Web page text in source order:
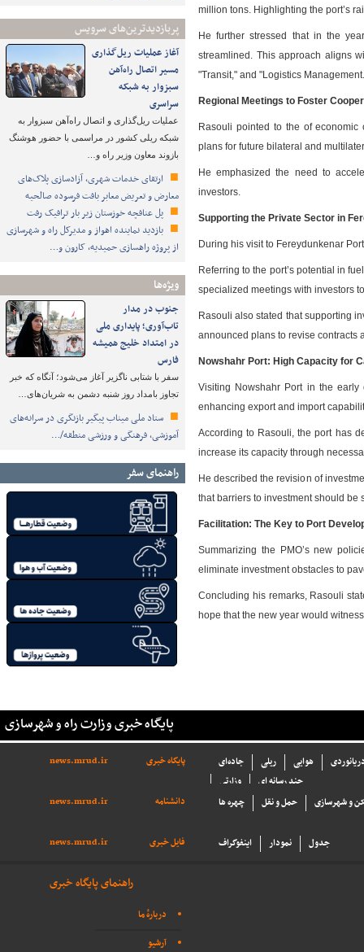
پربازدیدترین‌های سرویس
آغاز عملیات ریل‌گذاری
مسیر اتصال راه‌آهن
سبزوار به شبکه
سراسری
عملیات ریل‌گذاری و اتصال راه‌آهن سبزوار به
شبکه ریلی کشور در مراسمی با حضور هوشنگ
بازوند معاون وزیر راه و…
ارتقای خدمات شهری، آزادسازی پلاک‌های
معارض و تعریض معابر بافت فرسوده صالحیه
پل عنافچه خوزستان زیر بار ترافیک رفت
بازدید نماینده اهواز و مدیرکل راه و شهرسازی
از پروژه راهسازی حمیدیه، کارون و…
ویژه‌ها
جنوب در مدار
تاب‌آوری؛ پایداری ملی
در امتداد خلیج همیشه
فارس
سفر با شتابی ناگزیر آغاز می‌شود؛ آنگاه که خبر
تجاوز بامداد روز شنبه دشمن به شریان‌های…
ستاد ملی میناب پیگیر بازنگری در سرانه‌های
آموزشی، فرهنگی و ورزشی منطقه/…
راهنمای سفر
million tons. Highlighting the port’s
He further stressed that in the
streamlined. This approach aligns
"Transit," and "Logistics
Regional Meetings to Foster
Rasouli pointed to the of
plans for future bilateral and
He emphasized the need to
investors.
Supporting the Private Sector in
During his visit to Fereydunkenar
Referring to the port’s potential in
specialized meetings with investors
Rasouli also stated that supporting
announced plans to revise contracts
Nowshahr Port: High Capacity for
Visiting Nowshahr Port in the
enhancing export and import
According to Rasouli, the port has
increase its capacity through
He described the revision of
that barriers to investment should be
Facilitation: The Key to Port
Summarizing the PMO’s new
eliminate investment obstacles to
Concluding his remarks, Rasouli
hope that the new year would
پایگاه خبری وزارت راه و شهرسازی
پایگاه خبری news.mrud.ir جاده‌ای ریلی هوایی
وزارتی
چند رسانه ای
دانشنامه
news.mrud.ir چهره ها حمل و نقل و شهرسازی
فایل خبری news.mrud.ir اینفوگراف نمودار جدول
راهنمای پایگاه خبری
دربارهٔ ما
آرشیو